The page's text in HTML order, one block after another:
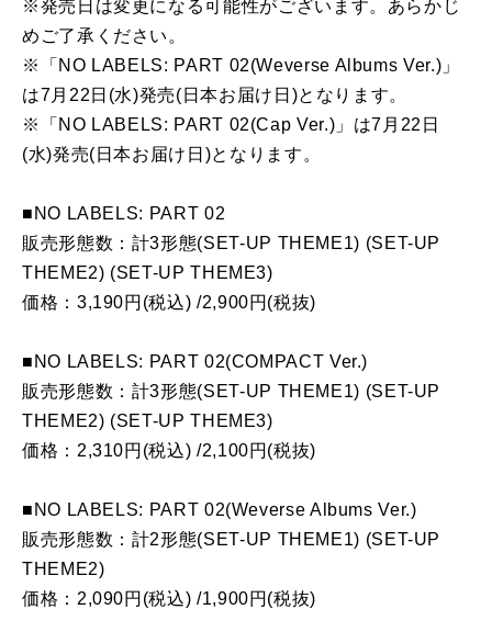
※発売日は変更になる可能性がございます。あらかじ
めご了承ください。
※「NO LABELS: PART 02(Weverse Albums Ver.)」
は7月22日(水)発売(日本お届け日)となります。
※「NO LABELS: PART 02(Cap Ver.)」は7月22日
(水)発売(日本お届け日)となります。
■NO LABELS: PART 02
販売形態数：計3形態(SET-UP THEME1) (SET-UP
THEME2) (SET-UP THEME3)
価格：3,190円(税込) /2,900円(税抜)
■NO LABELS: PART 02(COMPACT Ver.)
販売形態数：計3形態(SET-UP THEME1) (SET-UP
THEME2) (SET-UP THEME3)
価格：2,310円(税込) /2,100円(税抜)
■NO LABELS: PART 02(Weverse Albums Ver.)
販売形態数：計2形態(SET-UP THEME1) (SET-UP
THEME2)
価格：2,090円(税込) /1,900円(税抜)